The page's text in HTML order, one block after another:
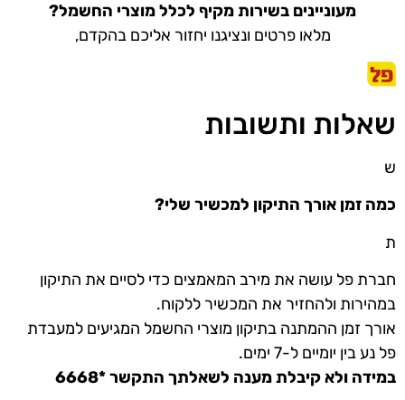
מעוניינים בשירות מקיף לכלל מוצרי החשמל?
מלאו פרטים ונציגנו יחזור אליכם בהקדם,
שאלות ותשובות
ש
כמה זמן אורך התיקון למכשיר שלי?
ת
חברת פל עושה את מירב המאמצים כדי לסיים את התיקון
במהירות ולהחזיר את המכשיר ללקוח.
אורך זמן ההמתנה בתיקון מוצרי החשמל המגיעים למעבדת
פל נע בין יומיים ל-7 ימים.
במידה ולא קיבלת מענה לשאלתך התקשר *6668